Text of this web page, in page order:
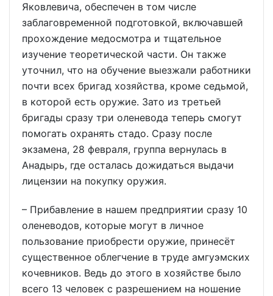
Яковлевича, обеспечен в том числе
заблаговременной подготовкой, включавшей
прохождение медосмотра и тщательное
изучение теоретической части. Он также
уточнил, что на обучение выезжали работники
почти всех бригад хозяйства, кроме седьмой,
в которой есть оружие. Зато из третьей
бригады сразу три оленевода теперь смогут
помогать охранять стадо. Сразу после
экзамена, 28 февраля, группа вернулась в
Анадырь, где осталась дожидаться выдачи
лицензии на покупку оружия.
– Прибавление в нашем предприятии сразу 10
оленеводов, которые могут в личное
пользование приобрести оружие, принесёт
существенное облегчение в труде амгуэмских
кочевников. Ведь до этого в хозяйстве было
всего 13 человек с разрешением на ношение